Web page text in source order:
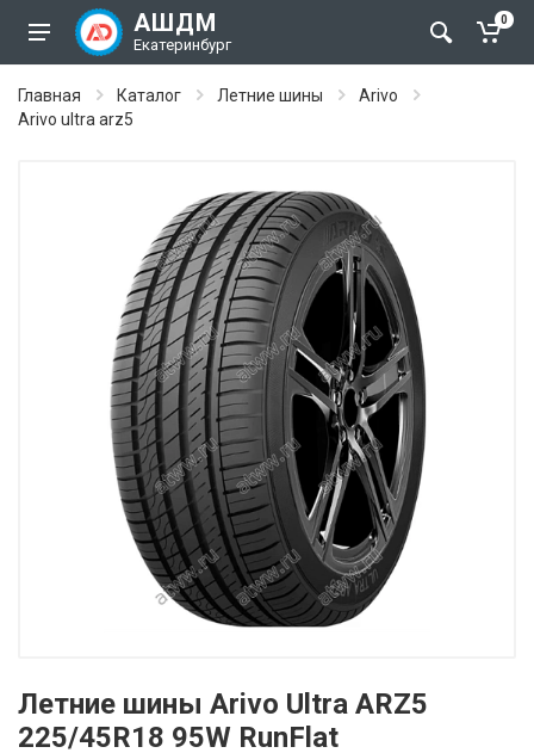
АШДМ
Екатеринбург
0
Главная Каталог Летние шины
Arivo
Arivo ultra arz5
Летние шины Arivo Ultra ARZ5
225/45R18 95W RunFlat